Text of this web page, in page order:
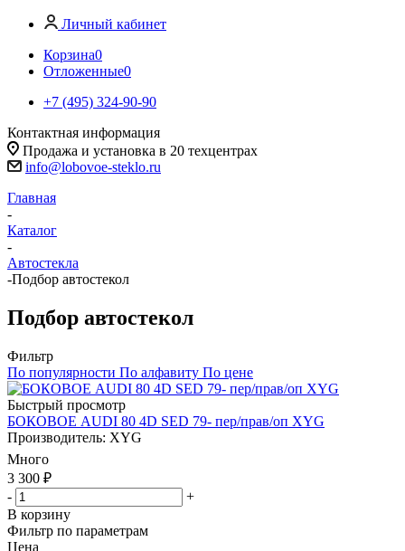
Личный кабинет
Корзина0
Отложенные0
+7 (495) 324-90-90
Контактная информация
Продажа и установка в 20 техцентрах
info@lobovoe-steklo.ru
Главная
-
Каталог
-
Автостекла
-Подбор автостекол
Подбор автостекол
Фильтр
По популярности По алфавиту По цене
Быстрый просмотр
БОКОВОЕ AUDI 80 4D SED 79- пер/прав/оп XYG
Производитель: XYG
Много
3 300 ₽
-
+
В корзину
Фильтр по параметрам
Цена